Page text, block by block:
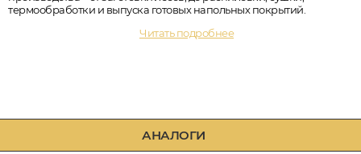
термообработки и выпуска готовых напольных покрытий.
Читать подробнее
АНАЛОГИ